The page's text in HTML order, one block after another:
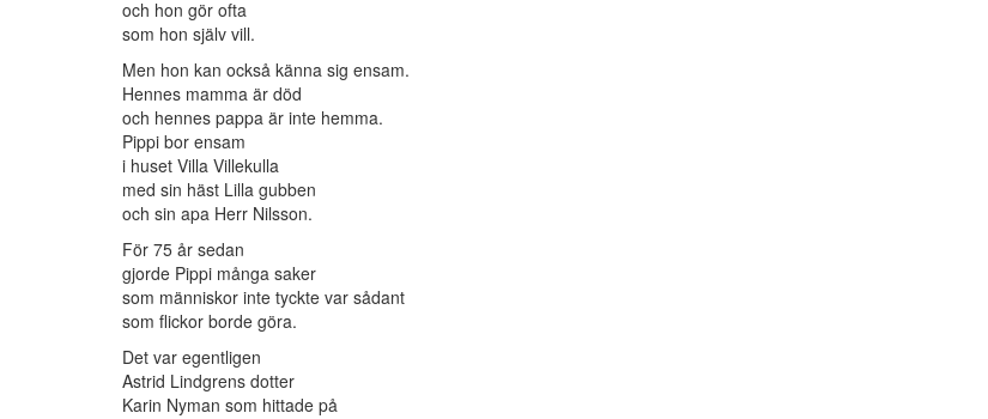
och hon gör ofta
som hon själv vill.
Men hon kan också känna sig ensam.
Hennes mamma är död
och hennes pappa är inte hemma.
Pippi bor ensam
i huset Villa Villekulla
med sin häst Lilla gubben
och sin apa Herr Nilsson.
För 75 år sedan
gjorde Pippi många saker
som människor inte tyckte var sådant
som flickor borde göra.
Det var egentligen
Astrid Lindgrens dotter
Karin Nyman som hittade på